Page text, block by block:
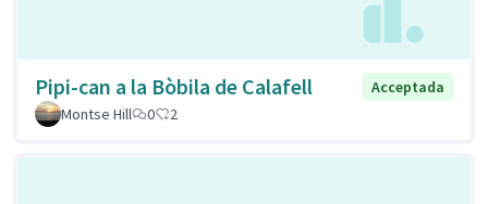
Pipi-can a la Bòbila de Calafell
Acceptada
Montse Hill
0 2